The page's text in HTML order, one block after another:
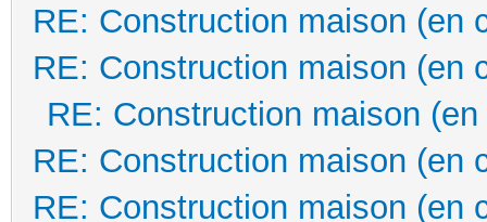
RE: Construction maison (en
RE: Construction maison (en
RE: Construction maison
RE: Construction maison (en
RE: Construction maison (en